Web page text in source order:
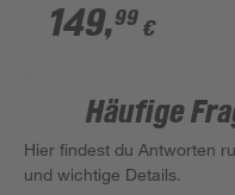
'ONE+ RY18PCB-0'
18 V ohne Akku und
149,99 €
Häufige
Hier findest du Antworten
und wichtige Details.